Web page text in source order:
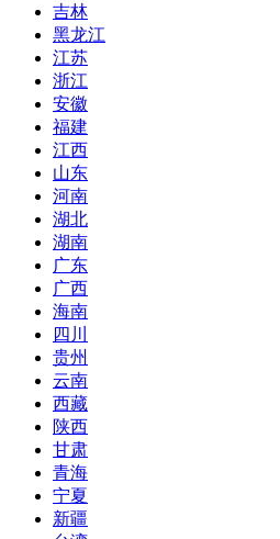
吉林
黑龙江
江苏
浙江
安徽
福建
江西
山东
河南
湖北
湖南
广东
广西
海南
四川
贵州
云南
西藏
陕西
甘肃
青海
宁夏
新疆